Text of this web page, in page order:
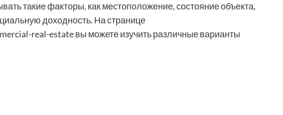
такие факторы, как местоположение, состояние объекта,
доходность. На странице
real-estate вы можете изучить различные варианты